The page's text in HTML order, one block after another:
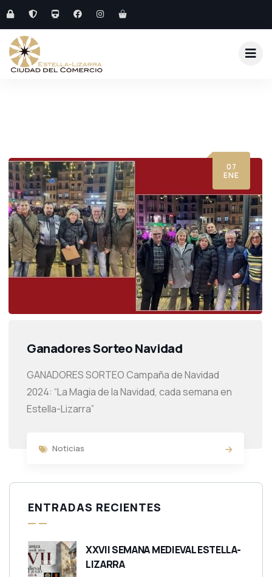
07
ENE
Ganadores Sorteo Navidad
GANADORES SORTEO Campaña de Navidad
2024: “La Magia de la Navidad, cada semana en
Estella-Lizarra”
Noticias
ENTRADAS RECIENTES
XXVII SEMANA MEDIEVAL ESTELLA-
LIZARRA